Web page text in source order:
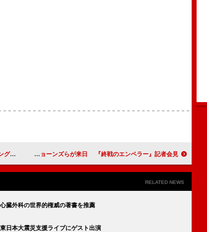
放送 Ｍ・フォックス、Ｔ・Ｌ・ジョーンズらが来日 『終戦のエンペラー』記者会見
RELATED NEWS
臓外科の世界的権威の著書を推薦
日本大震災支援ライブにゲスト出演